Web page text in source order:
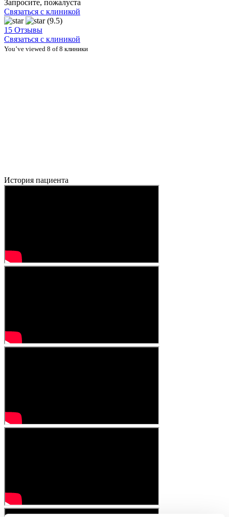
Запросите, пожалуста
Связаться с клиникой
(9.5)
15 Отзывы
Связаться с клиникой
You’ve viewed 8 of 8 клиники
История пациента